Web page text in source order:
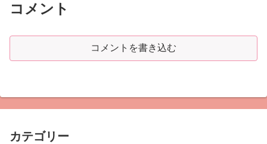
コメント
コメントを書き込む
カテゴリー